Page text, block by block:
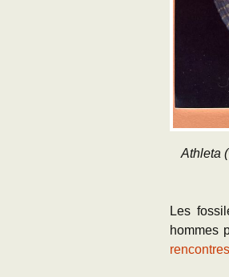
Athleta
Les
hommes